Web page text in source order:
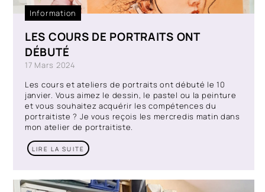
Information
LES COURS DE PORTRAITS ONT
DÉBUTÉ
17 Mars 2024
Les cours et ateliers de portraits ont débuté le 10
janvier. Vous aimez le dessin, le pastel ou la peinture
et vous souhaitez acquérir les compétences du
portraitiste ? Je vous reçois les mercredis matin dans
mon atelier de portraitiste.
LIRE LA SUITE